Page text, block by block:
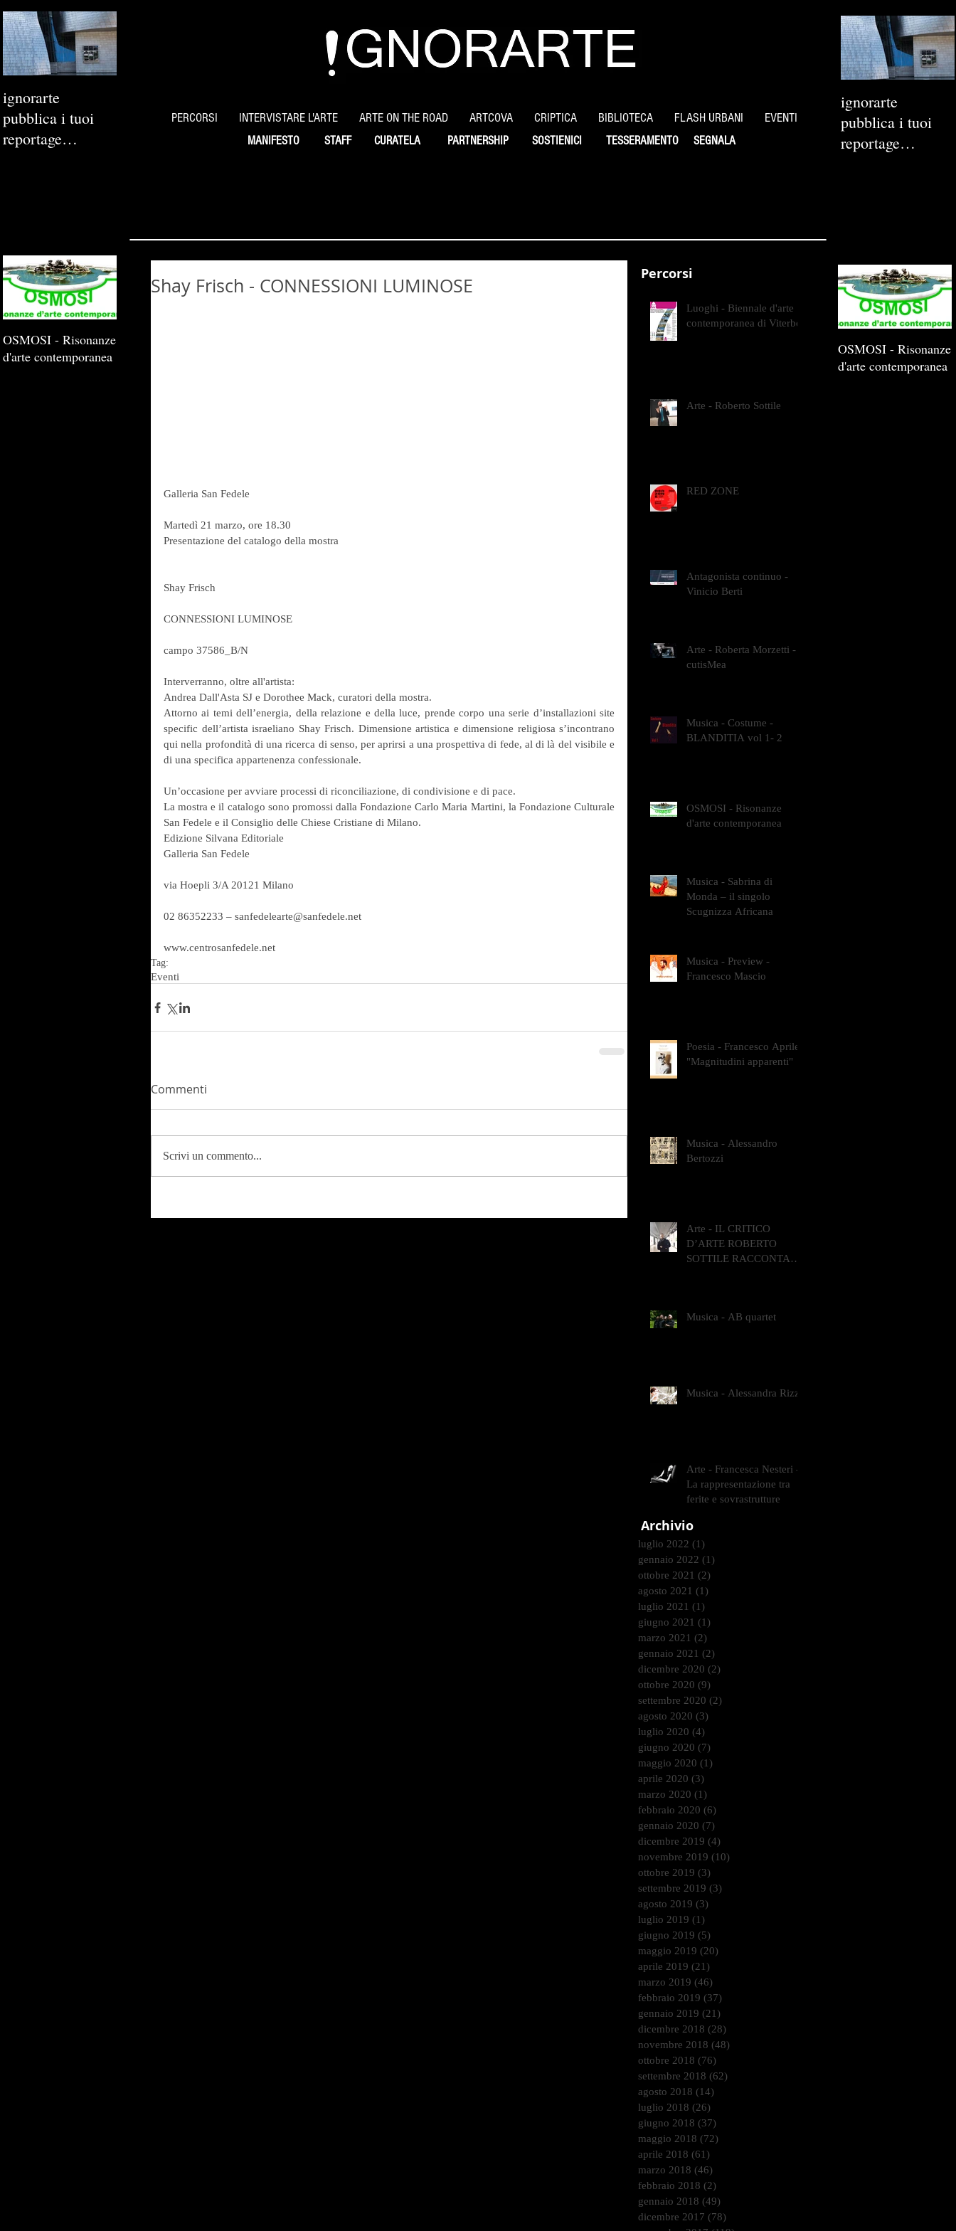
ignorarte
pubblica i tuoi
reportage
PERCORSI INTERVISTARE L'ARTE ARTE ON THE ROAD ARTCOVA CRIPTICA BIBLIOTECA FLASH URBANI EVENTI
MANIFESTO STAFF CURATELA PARTNERSHIP SOSTIENICI SEGNALA
TESSERAMENTO
ignorarte
pubblica i tuoi
reportage
Shay Frisch - CONNESSIONI LUMINOSE
Galleria San Fedele
Martedì 21 marzo, ore 18.30
Presentazione del catalogo della mostra
Shay Frisch
CONNESSIONI LUMINOSE
campo 37586_B/N
Interverranno, oltre all'artista:
Andrea Dall'Asta SJ e Dorothee Mack, curatori della mostra.
Attorno ai temi dell’energia, della relazione e della luce, prende corpo una serie d’installazioni site
specific dell’artista israeliano Shay Frisch. Dimensione artistica e dimensione religiosa s’incontrano
qui nella profondità di una ricerca di senso, per aprirsi a una prospettiva di fede, al di là del visibile e
di una specifica appartenenza confessionale.
Un’occasione per avviare processi di riconciliazione, di condivisione e di pace.
La mostra e il catalogo sono promossi dalla Fondazione Carlo Maria Martini, la Fondazione Culturale
San Fedele e il Consiglio delle Chiese Cristiane di Milano.
Edizione Silvana Editoriale
Galleria San Fedele
via Hoepli 3/A 20121 Milano
02 86352233 – sanfedelearte@sanfedele.net
www.centrosanfedele.net
Tag:
Eventi
Commenti
Scrivi un commento...
Percorsi
Luoghi - Biennale d'arte
contemporanea di Viterbo
Arte - Roberto Sottile
RED ZONE
Antagonista continuo -
Vinicio Berti
Arte - Roberta Morzetti -
cutisMea
Musica - Costume -
BLANDITIA vol 1- 2
OSMOSI - Risonanze
d'arte contemporanea
Musica - Sabrina di
Monda – il singolo
Scugnizza Africana
Musica - Preview -
Francesco Mascio
Poesia - Francesco Aprile -
"Magnitudini apparenti"
Musica - Alessandro
Bertozzi
Arte - IL CRITICO
D’ARTE ROBERTO
SOTTILE RACCONTA
Musica - AB quartet
Musica - Alessandra Rizzo
Arte - Francesca Nesteri -
La rappresentazione tra
ferite e sovrastrutture
Archivio
luglio 2022 (1)
gennaio 2022 (1)
ottobre 2021 (2)
agosto 2021 (1)
luglio 2021 (1)
giugno 2021 (1)
marzo 2021 (2)
gennaio 2021 (2)
dicembre 2020 (2)
ottobre 2020 (9)
settembre 2020 (2)
agosto 2020 (3)
luglio 2020 (4)
giugno 2020 (7)
maggio 2020 (1)
aprile 2020 (3)
marzo 2020 (1)
febbraio 2020 (6)
gennaio 2020 (7)
dicembre 2019 (4)
novembre 2019 (10)
ottobre 2019 (3)
settembre 2019 (3)
agosto 2019 (3)
luglio 2019 (1)
giugno 2019 (5)
maggio 2019 (20)
aprile 2019 (21)
marzo 2019 (46)
febbraio 2019 (37)
gennaio 2019 (21)
dicembre 2018 (28)
novembre 2018 (48)
ottobre 2018 (76)
settembre 2018 (62)
agosto 2018 (14)
luglio 2018 (26)
giugno 2018 (37)
maggio 2018 (72)
aprile 2018 (61)
marzo 2018 (46)
febbraio 2018 (2)
gennaio 2018 (49)
dicembre 2017 (78)
OSMOSI - Risonanze
d'arte contemporanea
OSMOSI - Risonanze
d'arte contemporanea